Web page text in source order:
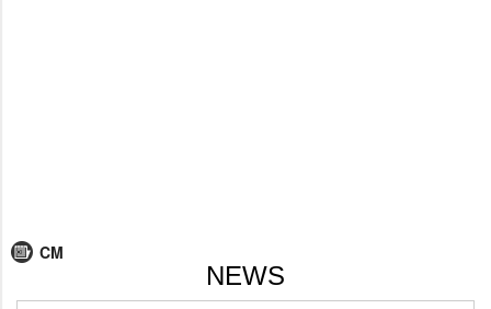
CM
NEWS